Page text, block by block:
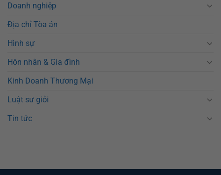
Doanh nghiệp
Địa chỉ Tòa án
Hình sự
Hôn nhân & Gia đình
Kinh Doanh Thương Mại
Luật sư giỏi
Tin tức